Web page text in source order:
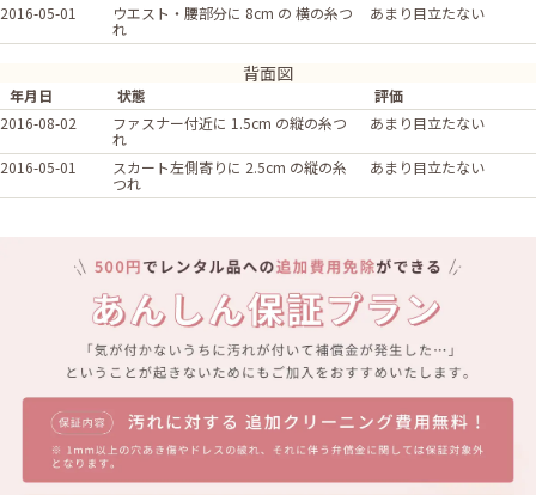
2016-05-01
ウエスト・腰部分に 8cm の 横の糸つ
れ
あまり目立たない
背面図
年月日 状態
評価
2016-08-02
ファスナー付近に 1.5cm の縦の糸つ
れ
あまり目立たない
2016-05-01
スカート左側寄りに 2.5cm の縦の糸
つれ
あまり目立たない